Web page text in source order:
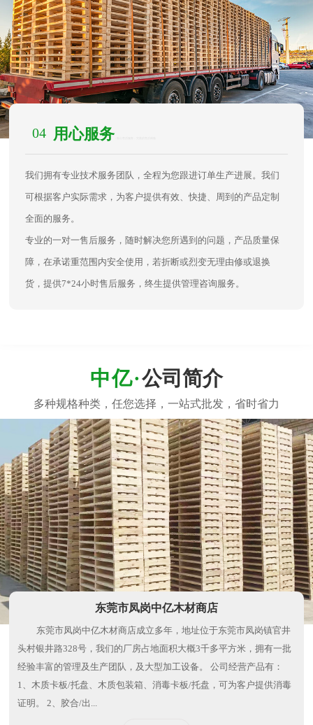
04 用心服务
我们拥有专业技术服务团队，全程为您跟进订单生产进展。我们
可根据客户实际需求，为客户提供有效、快捷、周到的产品定制
全面的服务。
专业的一对一售后服务，随时解决您所遇到的问题，产品质量保
障，在承诺重范围内安全使用，若折断或烈变无理由修或退换
货，提供7*24小时售后服务，终生提供管理咨询服务。
公司简介
东莞市凤岗中亿木材商店
东莞市凤岗中亿木材商店成立多年，地址位于东莞市凤岗镇官井
头村银井路328号，我们的厂房占地面积大概3千多平方米，拥有一批
经验丰富的管理及生产团队，及大型加工设备。 公司经营产品有：
1、木质卡板/托盘、木质包装箱、消毒卡板/托盘，可为客户提供消毒
证明。 2、胶合/出...